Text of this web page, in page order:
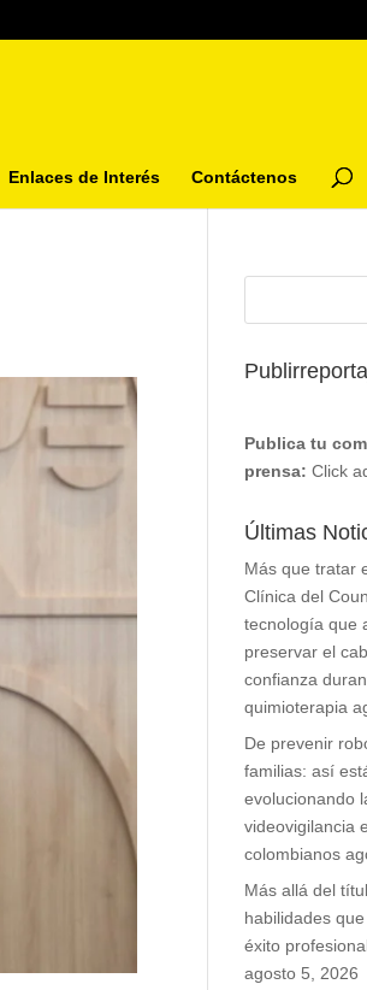
Enlaces de Interés Contáctenos
Publica tu
prensa: Click
Últimas
Más que tratar
Clínica del
tecnología que
preservar el
confianza
quimioterapia
De prevenir
familias: así
evolucionando
videovigilancia
colombianos
Más allá del
habilidades
éxito
agosto 5, 2026